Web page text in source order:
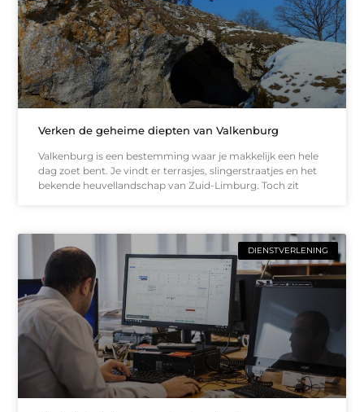
Verken de geheime diepten van Valkenburg
Valkenburg is een bestemming waar je makkelijk een hele
dag zoet bent. Je vindt er terrasjes, slingerstraatjes en het
bekende heuvellandschap van Zuid-Limburg. Toch zit
DIENSTVERLENING